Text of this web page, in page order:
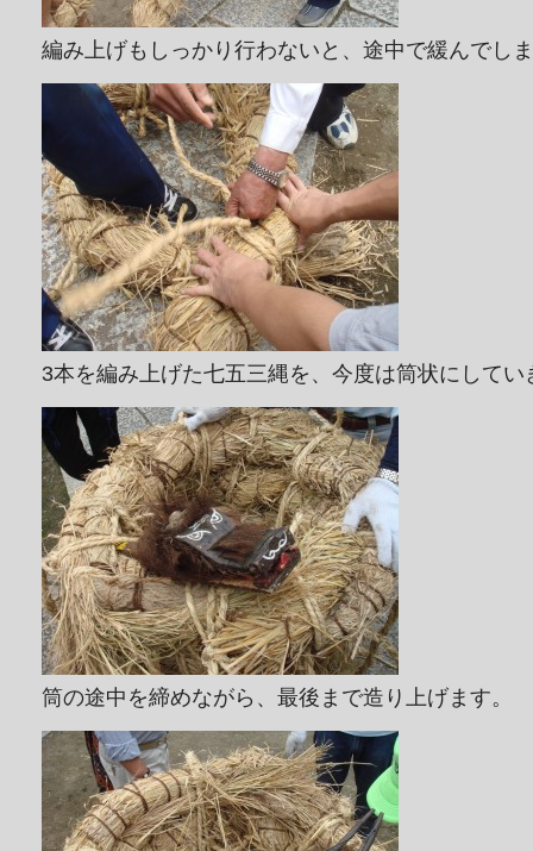
編み上げもしっかり行わないと、途中で緩んでし
3本を編み上げた七五三縄を、今度は筒状にしてい
筒の途中を締めながら、最後まで造り上げます。